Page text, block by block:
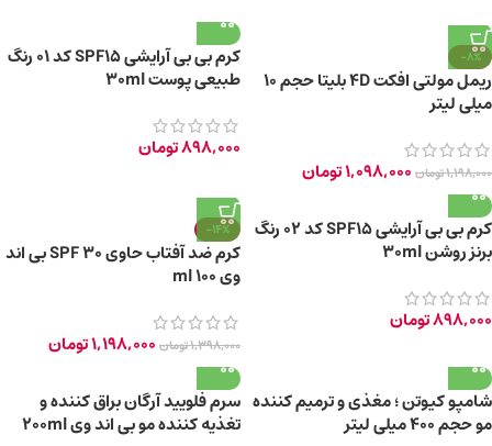
-8%
ریمل مولتی افکت 4D بلیتا حجم 10
میلی لیتر
1,198,000تومان 1,098,000تومان
کرم بی بی آرایشی SPF15 کد 01 رنگ
طبیعی پوست 30ml
898,000تومان
کرم بی بی آرایشی SPF15 کد 02 رنگ
برنز روشن 30ml
898,000تومان
-14%
کرم ضد آفتاب حاوی SPF 30 بی اند
وی 100 ml
1,398,000تومان 1,198,000تومان
شامپو کیوتن ؛ مغذی و ترمیم کننده
مو حجم ۴۰۰ میلی لیتر
سرم فلویید آرگان براق کننده و
تغذیه کننده مو بی اند وی 200ml